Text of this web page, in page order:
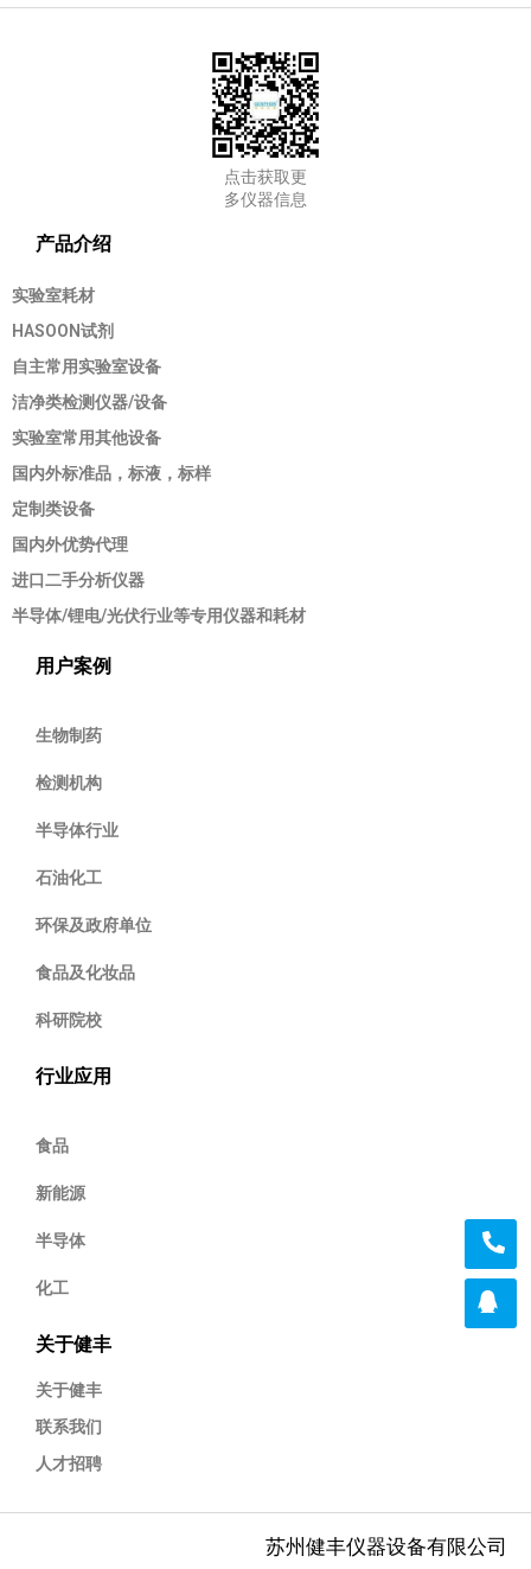
点击获取更
多仪器信息
产品介绍
实验室耗材
HASOON试剂
自主常用实验室设备
洁净类检测仪器/设备
实验室常用其他设备
国内外标准品，标液，标样
定制类设备
国内外优势代理
进口二手分析仪器
半导体/锂电/光伏行业等专用仪器和耗材
用户案例
生物制药
检测机构
半导体行业
石油化工
环保及政府单位
食品及化妆品
科研院校
行业应用
食品
新能源
半导体
化工
关于健丰
关于健丰
联系我们
人才招聘
苏州健丰仪器设备有限公司